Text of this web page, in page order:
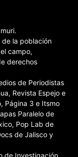
la población
campo,
derechos
de Periodistas
Revista Espejo e
Página 3 e Itsmo
Paralelo de
Pop Lab de
de Jalisco y
de Investigación